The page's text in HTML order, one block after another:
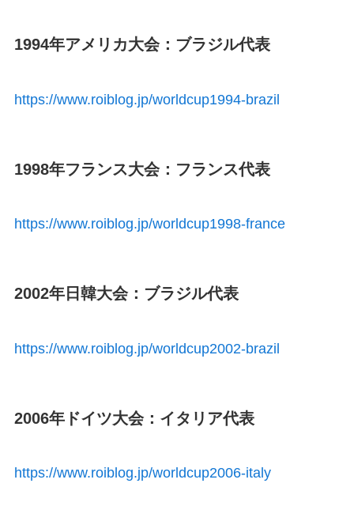
1994年アメリカ大会：ブラジル代表
https://www.roiblog.jp/worldcup1994-brazil
1998年フランス大会：フランス代表
https://www.roiblog.jp/worldcup1998-france
2002年日韓大会：ブラジル代表
https://www.roiblog.jp/worldcup2002-brazil
2006年ドイツ大会：イタリア代表
https://www.roiblog.jp/worldcup2006-italy